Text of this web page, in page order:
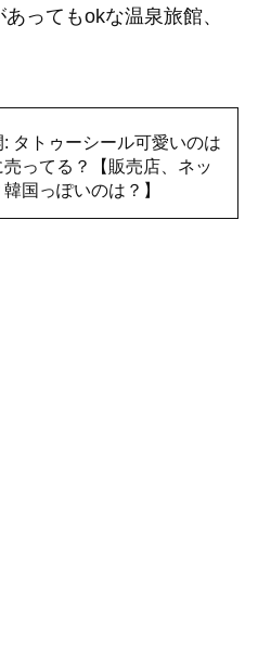
ってもokな温泉旅館、
タトゥーシール可愛いのは
売ってる？【販売店、ネッ
韓国っぽいのは？】